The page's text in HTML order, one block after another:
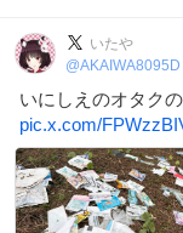
いたや
@AKAIWA8095D
いにしえのオタク
pic.x.com/